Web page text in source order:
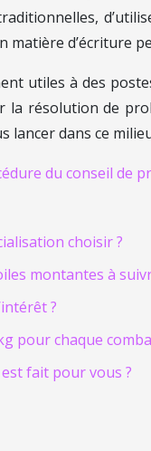
matière d’écriture
utiles à des
résolution de
lancer dans ce
du conseil de
choisir ?
montantes à
?
pour chaque
fait pour vous ?